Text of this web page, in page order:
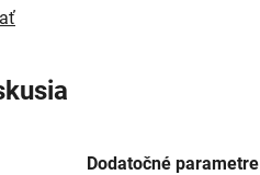
Dodatočné parametre